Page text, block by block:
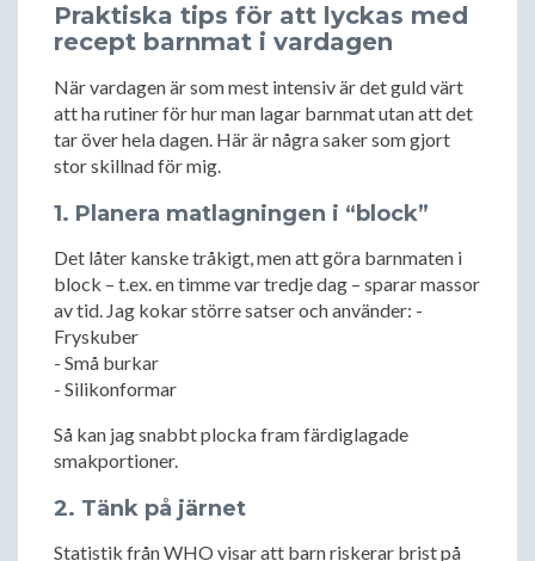
Praktiska tips för att lyckas med
recept barnmat i vardagen
När vardagen är som mest intensiv är det guld värt
att ha rutiner för hur man lagar barnmat utan att det
tar över hela dagen. Här är några saker som gjort
stor skillnad för mig.
1. Planera matlagningen i “block”
Det låter kanske tråkigt, men att göra barnmaten i
block – t.ex. en timme var tredje dag – sparar massor
av tid. Jag kokar större satser och använder: -
Fryskuber
- Små burkar
- Silikonformar
Så kan jag snabbt plocka fram färdiglagade
smakportioner.
2. Tänk på järnet
Statistik från WHO visar att barn riskerar brist på